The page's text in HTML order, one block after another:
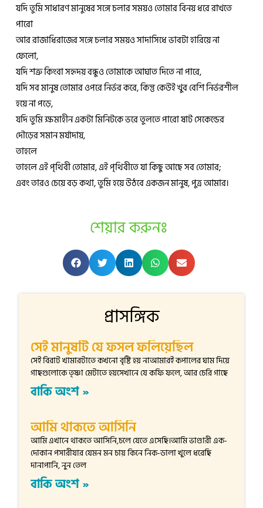
যদি তুমি সাধারণ মানুষের সঙ্গে চলার সময়ও তোমার বিনয় ধরে রাখতে
পারো
আর রাজাধিরাজের সঙ্গে চলার সময়ও সাদাসিধে ভাবটা হারিয়ে না
ফেলো,
যদি শত্রু কিংবা সহৃদয় বন্ধুও তোমাকে আঘাত দিতে না পারে,
যদি সব মানুষ তোমার ওপরে নির্ভর করে, কিন্তু কেউই খুব বেশি নির্ভরশীল
হয়ে না পড়ে,
যদি তুমি ক্ষমাহীন একটা মিনিটকে ভরে তুলতে পারো ষাট সেকেন্ডের
দৌড়ের সমান মর্যাদায়,
তাহলে
তাহলে এই পৃথিবী তোমার, এই পৃথিবীতে যা কিছু আছে সব তোমার;
এবং তারও চেয়ে বড় কথা, তুমি হয়ে উঠবে একজন মানুষ, পুত্র আমার।
শেয়ার করুনঃ
প্রাসঙ্গিক
সেই মানুষটি যে ফসল ফলিয়েছিল
সেই বিরাট খামারটাতে কখনো বৃষ্টি হয় নাআমারই কপালের ঘাম দিয়ে
গাছগুলোকে তৃষ্ণা মেটাতে হয়সেখানে যে কফি ফলে, আর চেরি গাছে
বাকি অংশ »
আমি থাকতে আসিনি
আমি এখানে থাকতে আসিনি,চলে যেতে এসেছি।আমি ভাণ্ডারী এক-
দোকান পসারীযার যেমন মন চায় কিনে নিক-ডালা খুলে ধরেছি
দানাপানি, নুন তেল
বাকি অংশ »